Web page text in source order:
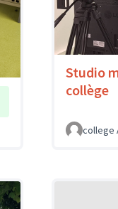
Studio
collège
college